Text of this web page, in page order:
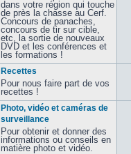
dans votre région qui touche
de près la chasse au Cerf.
Concours de panaches,
concours de tir sur cible,
etc, la sortie de nouveaux
DVD et les conférences et
les formations !
Recettes
Pour nous faire part de vos
recettes !
Photo, vidéo et caméras de
surveillance
Pour obtenir et donner des
informations ou conseils en
matière photo et vidéo.